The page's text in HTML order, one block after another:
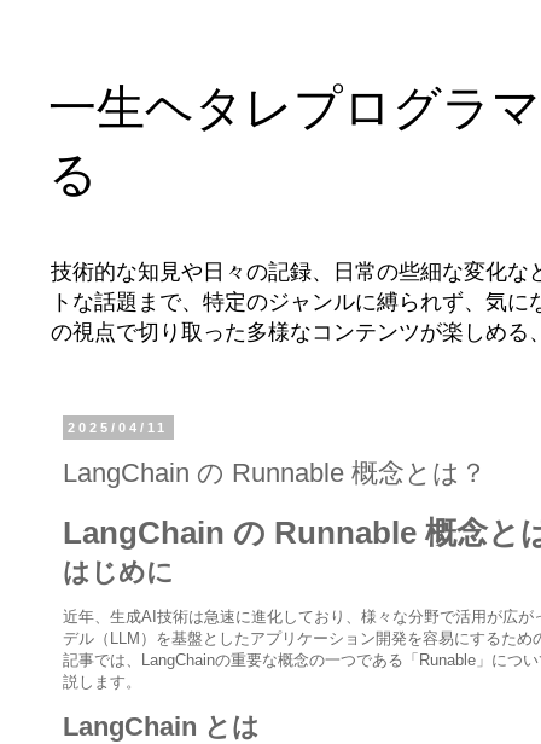
一生ヘタレプログラ
る
技術的な知見や日々の記録、日常の些細な変化
トな話題まで、特定のジャンルに縛られず、気
の視点で切り取った多様なコンテンツが楽しめ
2025/04/11
LangChain の Runnable 概念とは？
LangChain の Runnable 概念と
はじめに
近年、生成AI技術は急速に進化しており、様々な分野で活用が広
デル（LLM）を基盤としたアプリケーション開発を容易にするた
記事では、LangChainの重要な概念の一つである「Runable」につ
説します。
LangChain とは